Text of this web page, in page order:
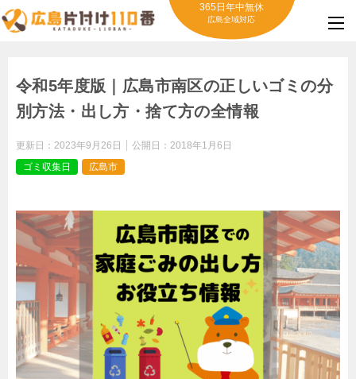
365日年中無休
広島全域対応
令和5年度版｜広島市南区の正しいゴミの分
別方法・出し方・捨て方の全情報
更新日： 2023年9月26日 公開日： 2018年1月6日
ゴミ収集日
広島市